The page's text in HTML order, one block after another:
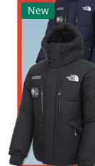
New